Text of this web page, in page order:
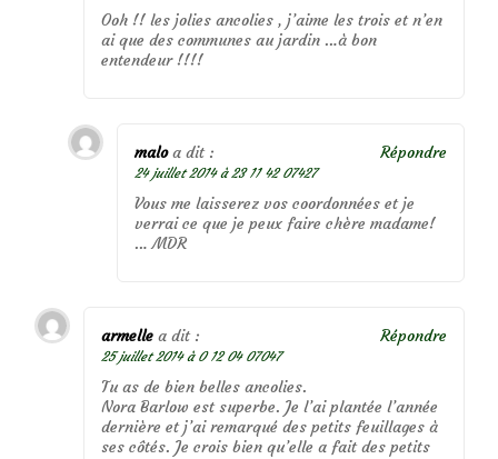
Ooh !! les jolies ancolies , j’aime les trois et n’en
ai que des communes au jardin …à bon
entendeur !!!!
malo a dit :
24 juillet 2014 à 23 11 42 07427
Vous me laisserez vos coordonnées et je
verrai ce que je peux faire chère madame!
… MDR
Répondre
armelle a dit :
25 juillet 2014 à 0 12 04 07047
Tu as de bien belles ancolies.
Nora Barlow est superbe. Je l’ai plantée l’année
dernière et j’ai remarqué des petits feuillages à
ses côtés. Je crois bien qu’elle a fait des petits
Répondre